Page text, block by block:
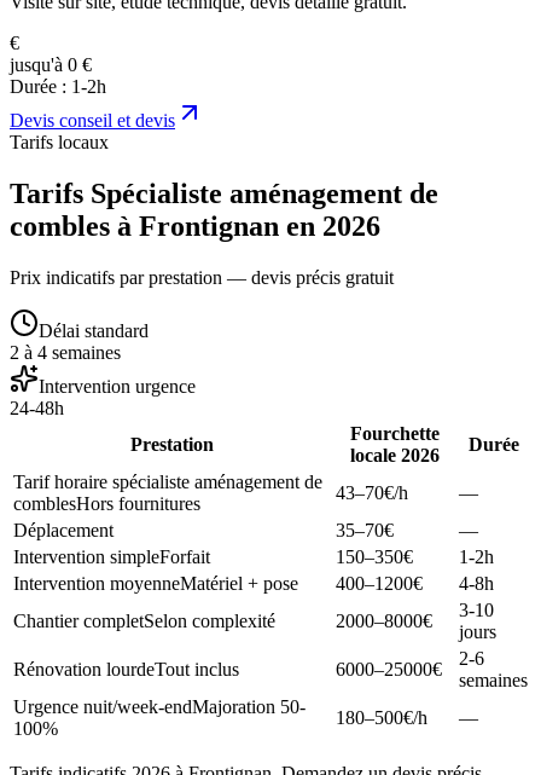
€
jusqu'à 0 €
Durée : 1-2h
Devis conseil et devis
Tarifs locaux
Tarifs Spécialiste aménagement de
combles à Frontignan en 2026
Prix indicatifs par prestation — devis précis gratuit
Délai standard
2 à 4 semaines
Intervention urgence
24-48h
Prestation
Fourchette
locale 2026
Durée
Tarif horaire spécialiste aménagement de
comblesHors fournitures
43–70€/h
—
Déplacement
35–70€
—
Intervention simpleForfait 150–350€
1-2h
Intervention moyenneMatériel + pose 400–1200€
4-8h
Chantier completSelon complexité 2000–8000€
3-10
jours
Rénovation lourdeTout inclus 6000–25000€
2-6
semaines
Urgence nuit/week-endMajoration 50-
100%
180–500€/h —